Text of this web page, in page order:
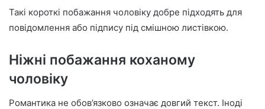
Такі короткі побажання чоловіку добре підходять для
повідомлення або підпису під смішною листівкою.
Ніжні побажання коханому
чоловіку
Романтика не обов’язково означає довгий текст. Іноді